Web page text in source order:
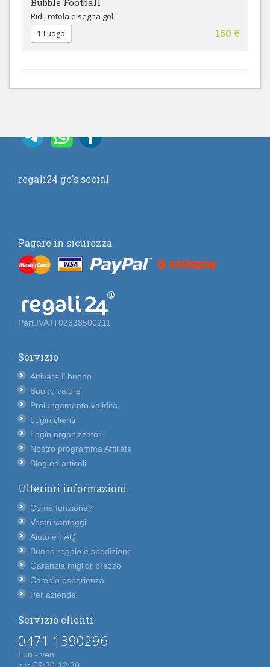
Ridi, rotola e segna gol
150 €
1 Luogo
regali24 go's social
Pagare in sicurezza
Part.IVA IT02638500211
Servizio
Attivare il buono
Buono valore
Prolungamento validità
Login clienti
Login organizzatori
Nostro programma Affiliate
Blog ed articoli
Ulteriori informazioni
Come funziona?
Vostri vantaggi
Aiuto e FAQ
Buono regalo e spedizione
Garanzia miglior prezzo
Cambio esperienza
Per aziende
Servizio clienti
0471 1390296
Lun - ven
ore 09:30-12:30